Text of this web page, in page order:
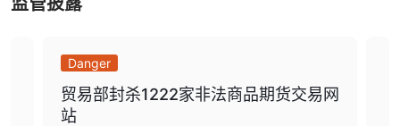
汇、股票、期权和期货。
: 一家全球外汇经纪商，提供有竞争力的点差、低交易成本，并
提供各种交易平台和工具。
Danger
贸易部封杀1222家非法商品期货交易网
站